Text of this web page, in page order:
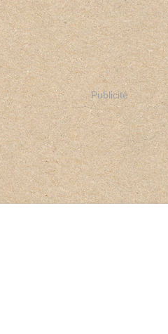
Publicité